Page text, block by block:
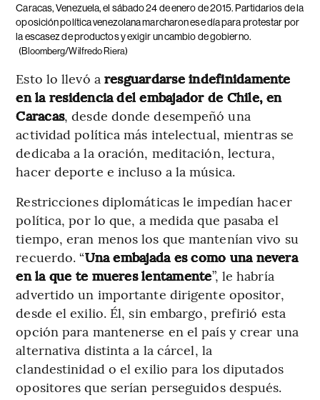
Caracas, Venezuela, el sábado 24 de enero de 2015. Partidarios de la
oposición política venezolana marcharon ese día para protestar por
la escasez de productos y exigir un cambio de gobierno.
(Bloomberg/Wilfredo Riera)
Esto lo llevó a resguardarse indefinidamente
en la residencia del embajador de Chile, en
Caracas, desde donde desempeñó una
actividad política más intelectual, mientras se
dedicaba a la oración, meditación, lectura,
hacer deporte e incluso a la música.
Restricciones diplomáticas le impedían hacer
política, por lo que, a medida que pasaba el
tiempo, eran menos los que mantenían vivo su
recuerdo. “Una embajada es como una nevera
en la que te mueres lentamente”, le habría
advertido un importante dirigente opositor,
desde el exilio. Él, sin embargo, prefirió esta
opción para mantenerse en el país y crear una
alternativa distinta a la cárcel, la
clandestinidad o el exilio para los diputados
opositores que serían perseguidos después.